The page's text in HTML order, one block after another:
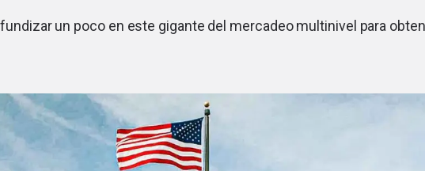
un poco en este gigante del mercadeo multinivel para